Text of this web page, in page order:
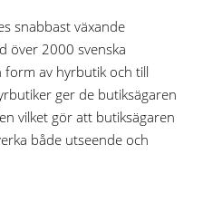
snabbast växande
över 2000 svenska
av hyrbutik och till
ger de butiksägaren
vilket gör att butiksägaren
både utseende och